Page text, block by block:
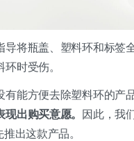
将瓶盖、塑料环和标签
时受伤。
有能方便去除塑料环的产
出购买意愿。 因此，我
出这款产品。